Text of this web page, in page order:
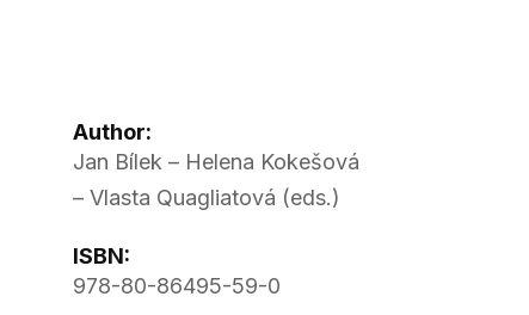
Author:
Jan Bílek – Helena Kokešová
– Vlasta Quagliatová (eds.)
ISBN:
978-80-86495-59-0